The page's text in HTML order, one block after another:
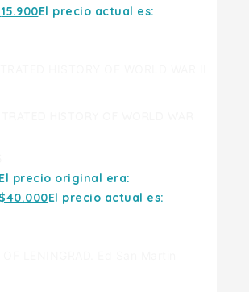
15.900El precio actual es:
El precio original era:
40.000El precio actual es: